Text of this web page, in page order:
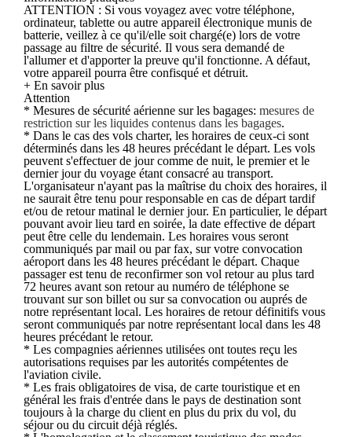
ATTENTION : Si vous voyagez avec votre téléphone,
ordinateur, tablette ou autre appareil électronique munis de
batterie, veillez à ce qu'il/elle soit chargé(e) lors de votre
passage au filtre de sécurité. Il vous sera demandé de
l'allumer et d'apporter la preuve qu'il fonctionne. A défaut,
votre appareil pourra être confisqué et détruit.
+ En savoir plus
Attention
* Mesures de sécurité aérienne sur les bagages: mesures de
restriction sur les liquides contenus dans les bagages.
* Dans le cas des vols charter, les horaires de ceux-ci sont
déterminés dans les 48 heures précédant le départ. Les vols
peuvent s'effectuer de jour comme de nuit, le premier et le
dernier jour du voyage étant consacré au transport.
L'organisateur n'ayant pas la maîtrise du choix des horaires, il
ne saurait être tenu pour responsable en cas de départ tardif
et/ou de retour matinal le dernier jour. En particulier, le départ
pouvant avoir lieu tard en soirée, la date effective de départ
peut être celle du lendemain. Les horaires vous seront
communiqués par mail ou par fax, sur votre convocation
aéroport dans les 48 heures précédant le départ. Chaque
passager est tenu de reconfirmer son vol retour au plus tard
72 heures avant son retour au numéro de téléphone se
trouvant sur son billet ou sur sa convocation ou auprés de
notre représentant local. Les horaires de retour définitifs vous
seront communiqués par notre représentant local dans les 48
heures précédant le retour.
* Les compagnies aériennes utilisées ont toutes reçu les
autorisations requises par les autorités compétentes de
l'aviation civile.
* Les frais obligatoires de visa, de carte touristique et en
général les frais d'entrée dans le pays de destination sont
toujours à la charge du client en plus du prix du vol, du
séjour ou du circuit déjà réglés.